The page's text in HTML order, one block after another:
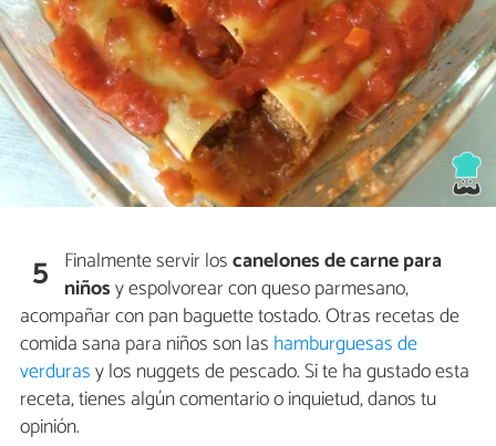
5 Finalmente servir loscanelones de carne para
niñosy espolvorear con queso parmesano,
acompañar con pan baguette tostado. Otras recetas de
comida sana para niños son las hamburguesas de
verdurasy los nuggets de pescado. Si te ha gustado esta
receta, tienes algún comentario o inquietud, danos tu
opinión.